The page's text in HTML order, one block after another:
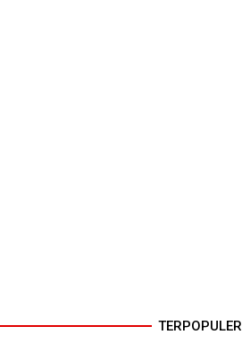
TERPOPULER